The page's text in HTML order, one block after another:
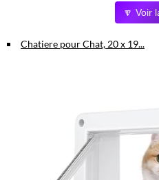
Laissez
Entrée et sortie :Liberté totale
Dimensions extérieures :23,5 x
Ouverture intérieure :
18 x 19
Convient aux chats jusqu'à 8
🔽 Voir
Chatiere pour Chat, 20 x 19...